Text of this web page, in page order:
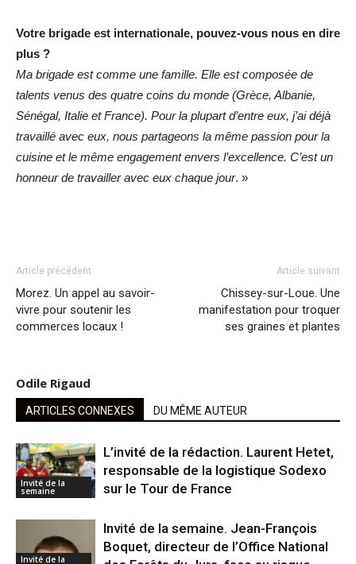
Votre brigade est internationale, pouvez-vous nous en dire
plus ?
Ma brigade est comme une famille. Elle est composée de
talents venus des quatre coins du monde (Grèce, Albanie,
Sénégal, Italie et France). Pour la plupart d’entre eux, j’ai déjà
travaillé avec eux, nous partageons la même passion pour la
cuisine et le même engagement envers l’excellence. C’est un
honneur de travailler avec eux chaque jour. »
Article précédent
Morez. Un appel au savoir-
vivre pour soutenir les
commerces locaux !
Article suivant
Chissey-sur-Loue. Une
manifestation pour troquer
ses graines et plantes
Odile Rigaud
ARTICLES CONNEXES DU MÊME AUTEUR
Invité de la
semaine
L’invité de la rédaction. Laurent Hetet,
responsable de la logistique Sodexo
sur le Tour de France
Invité de la
Invité de la semaine. Jean-François
Boquet, directeur de l’Office National